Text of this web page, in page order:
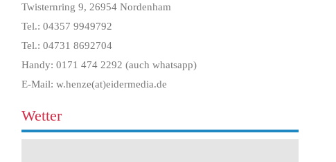
Twisternring 9, 26954 Nordenham
Tel.: 04357 9949792
Tel.: 04731 8692704
Handy: 0171 474 2292 (auch whatsapp)
E-Mail: w.henze(at)eidermedia.de
Wetter